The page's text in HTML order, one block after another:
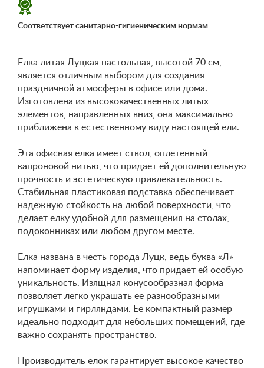
Соответствует санитарно-гигиеническим нормам
Елка литая Луцкая настольная, высотой 70 см,
является отличным выбором для создания
праздничной атмосферы в офисе или дома.
Изготовлена ​​из высококачественных литых
элементов, направленных вниз, она максимально
приближена к естественному виду настоящей ели.
Эта офисная елка имеет ствол, оплетенный
капроновой нитью, что придает ей дополнительную
прочность и эстетическую привлекательность.
Стабильная пластиковая подставка обеспечивает
надежную стойкость на любой поверхности, что
делает елку удобной для размещения на столах,
подоконниках или любом другом месте.
Елка названа в честь города Луцк, ведь буква «Л»
напоминает форму изделия, что придает ей особую
уникальность. Изящная конусообразная форма
позволяет легко украшать ее разнообразными
игрушками и гирляндами. Ее компактный размер
идеально подходит для небольших помещений, где
важно сохранять пространство.
Производитель елок гарантирует высокое качество